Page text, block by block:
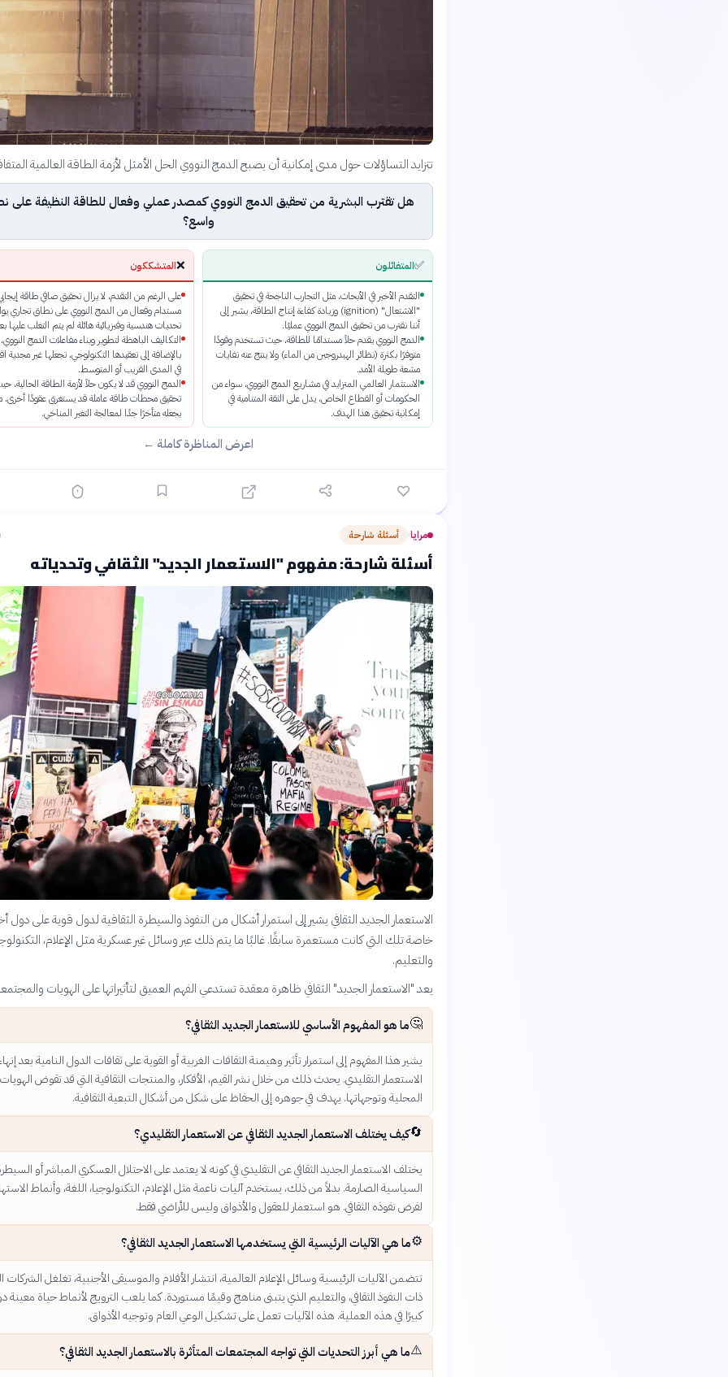
تتزايد التساؤلات حول مدى إمكانية أن يصبح الدمج النووي الحل الأمثل لأزمة الطاقة العالمية
هل تقترب البشرية من تحقيق الدمج النووي كمصدر عملي وفعال للطاقة النظيفة على
واسع؟
✅المتفائلون
التقدم الأخير في الأبحاث، مثل التجارب الناجحة في تحقيق
"الاشتعال" (ignition) وزيادة كفاءة إنتاج الطاقة، يشير إلى
أننا نقترب من تحقيق الدمج النووي عمليًا.
الدمج النووي يقدم حلاً مستدامًا للطاقة، حيث تستخدم وقودًا
متوفرًا بكثرة (نظائر الهيدروجين من الماء) ولا ينتج عنه نفايات
مشعة طويلة الأمد.
الاستثمار العالمي المتزايد في مشاريع الدمج النووي، سواء من
الحكومات أو القطاع الخاص، يدل على الثقة المتنامية في
إمكانية تحقيق هذا الهدف.
❌المتشككون
على الرغم من التقدم، لا يزال تحقيق صافي طاقة
مستدام وفعال من الدمج النووي على نطاق تجاري
تحديات هندسية وفيزيائية هائلة لم يتم التغلب عليها
التكاليف الباهظة لتطوير وبناء مفاعلات الدمج النووي،
بالإضافة إلى تعقيدها التكنولوجي، تجعلها غير مجدية
في المدى القريب أو المتوسط.
الدمج النووي قد لا يكون حلاً لأزمة الطاقة الحالية،
تحقيق محطات طاقة عاملة قد يستغرق عقودًا أخرى،
يجعله متأخرًا جدًا لمعالجة التغير المناخي.
اعرض المناظرة كاملة ←
مرايا› أسئلة شارحة
أسئلة شارحة: مفهوم "الاستعمار الجديد" الثقافي وتحدياته
الاستعمار الجديد الثقافي يشير إلى استمرار أشكال من النفوذ والسيطرة الثقافية لدول قوية على دول
خاصة تلك التي كانت مستعمرة سابقًا. غالبًا ما يتم ذلك عبر وسائل غير عسكرية مثل الإعلام،
والتعليم.
يعد "الاستعمار الجديد" الثقافي ظاهرة معقدة تستدعي الفهم العميق لتأثيراتها على الهويات
🤔ما هو المفهوم الأساسي للاستعمار الجديد الثقافي؟
يشير هذا المفهوم إلى استمرار تأثير وهيمنة الثقافات الغربية أو القوية على ثقافات الدول النامية بعد
الاستعمار التقليدي. يحدث ذلك من خلال نشر القيم، الأفكار، والمنتجات الثقافية التي قد تقوض الهويات
المحلية وتوجهاتها. يهدف في جوهره إلى الحفاظ على شكل من أشكال التبعية الثقافية.
🔄كيف يختلف الاستعمار الجديد الثقافي عن الاستعمار التقليدي؟
يختلف الاستعمار الجديد الثقافي عن التقليدي في كونه لا يعتمد على الاحتلال العسكري المباشر أو
السياسية الصارمة. بدلاً من ذلك، يستخدم آليات ناعمة مثل الإعلام، التكنولوجيا، اللغة، وأنماط
لفرض نفوذه الثقافي. هو استعمار للعقول والأذواق وليس للأراضي فقط.
⚙️ما هي الآليات الرئيسية التي يستخدمها الاستعمار الجديد الثقافي؟
تتضمن الآليات الرئيسية وسائل الإعلام العالمية، انتشار الأفلام والموسيقى الأجنبية، تغلغل الشركات
ذات النفوذ الثقافي، والتعليم الذي يتبنى مناهج وقيمًا مستوردة. كما يلعب الترويج لأنماط حياة معينة
كبيرًا في هذه العملية. هذه الآليات تعمل على تشكيل الوعي العام وتوجيه الأذواق.
⚠️ما هي أبرز التحديات التي تواجه المجتمعات المتأثرة بالاستعمار الجديد الثقافي؟